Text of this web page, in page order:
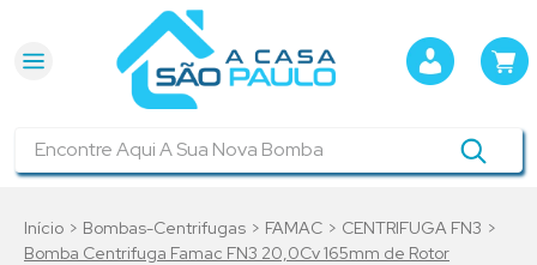
Bombas-Centrifugas FAMAC
CENTRIFUGA FN3
Bomba Centrifuga Famac FN3 20,0Cv 165mm de Rotor